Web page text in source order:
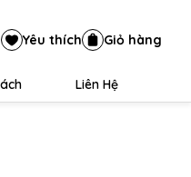
Yêu thích Giỏ hàng
Liên Hệ